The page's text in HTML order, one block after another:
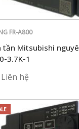
FR-A800
tần Mitsubishi
3.7K-1
Liên hệ